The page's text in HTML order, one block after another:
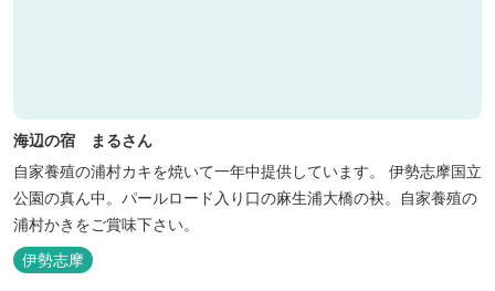
海辺の宿 まるさん
自家養殖の浦村カキを焼いて一年中提供しています。 伊勢志摩国立
公園の真ん中。パールロード入り口の麻生浦大橋の袂。自家養殖の
浦村かきをご賞味下さい。
伊勢志摩